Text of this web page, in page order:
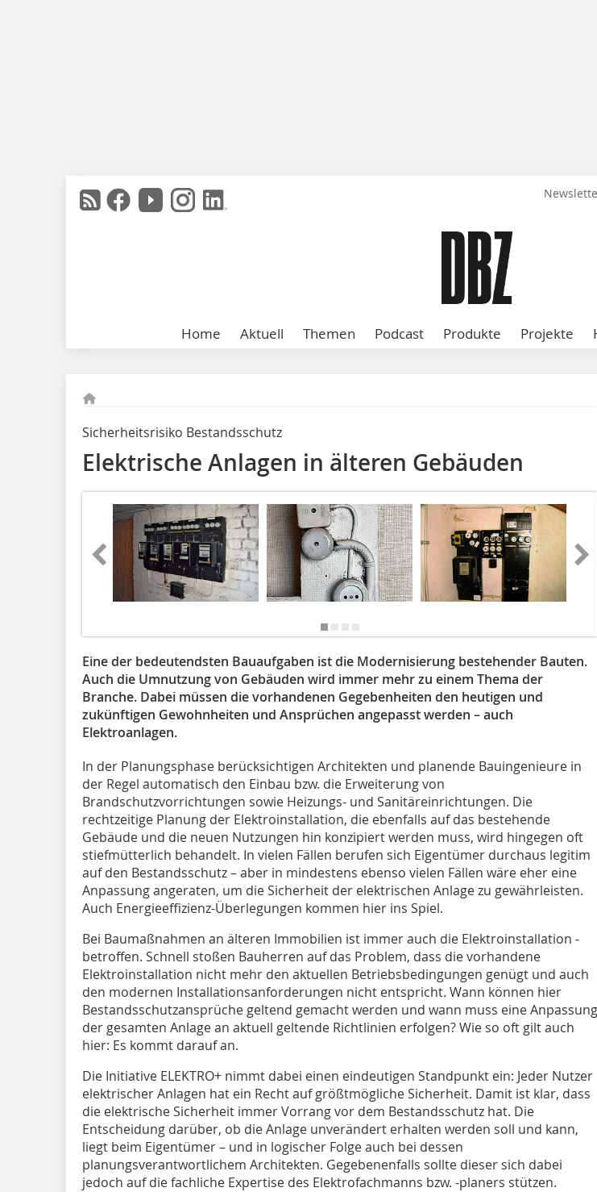
Home Aktuell Themen Podcast Produkte Projekte
Sicherheitsrisiko Bestandsschutz
Elektrische Anlagen in älteren Gebäuden
Eine der bedeutendsten Bauaufgaben ist die Modernisierung bestehender Bauten.
Auch die Umnutzung von Gebäuden wird immer mehr zu einem Thema der
Branche. Dabei müssen die vorhandenen Gegebenheiten den heutigen und
zukünftigen Gewohnheiten und Ansprüchen angepasst werden – auch
Elektroanlagen.
In der Planungsphase berücksichtigen Architekten und planende Bauingenieure in
der Regel automatisch den Einbau bzw. die Erweiterung von
Brandschutzvorrichtungen sowie Heizungs- und Sanitäreinrichtungen. Die
rechtzeitige Planung der Elektroinstallation, die ebenfalls auf das bestehende
Gebäude und die neuen Nutzungen hin konzipiert werden muss, wird hingegen oft
stief­müt­terlich behandelt. In vielen Fällen berufen sich Eigentümer durchaus legitim
auf den Bestandsschutz – aber in mindestens ebenso vielen Fällen wäre eher eine
Anpassung angeraten, um die Sicherheit der elektrischen Anlage zu gewährleisten.
Auch Energieeffi­zienz-Überlegungen kommen hier ins Spiel.
Bei Baumaßnahmen an älteren Immobi­lien ist immer auch die Elektroinstallation ­
betroffen. Schnell stoßen Bauherren auf das Problem, dass die vorhandene
Elektroinstallation nicht mehr den aktuellen Betriebsbedingungen genügt und auch
den modernen Installationsanforderungen nicht entspricht. Wann können hier
Bestandsschutzansprüche geltend gemacht werden und wann muss eine Anpassung
der gesamten Anlage an aktuell geltende Richtlinien erfolgen? Wie so oft gilt auch
hier: Es kommt darauf an.
Die Initiative ELEKTRO+ nimmt dabei einen eindeutigen Standpunkt ein: Jeder Nutzer
elektrischer Anlagen hat ein Recht auf größtmögliche Sicherheit. Damit ist klar, dass
die elektrische Sicherheit immer Vorrang vor dem Bestandsschutz hat. Die
Entscheidung darüber, ob die Anlage unverändert erhalten werden soll und kann,
liegt beim Eigentümer – und in logischer Folge auch bei dessen
planungsverantwortlichem Architekten. Gegebenenfalls sollte dieser sich dabei
jedoch auf die fachliche Expertise des Elektrofachmanns bzw. -planers stützen.